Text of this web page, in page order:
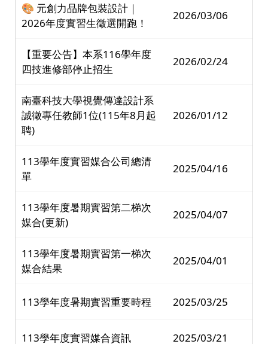
🎨 元創力品牌包裝設計｜
2026年度實習生徵選開跑！
2026/03/06
【重要公告】本系116學年度
四技進修部停止招生
2026/02/24
南臺科技大學視覺傳達設計系
誠徵專任教師1位(115年8月起
聘)
2026/01/12
113學年度實習媒合公司總清
單
2025/04/16
113學年度暑期實習第二梯次
媒合(更新)
2025/04/07
113學年度暑期實習第一梯次
媒合結果
2025/04/01
113學年度暑期實習重要時程 2025/03/25
113學年度實習媒合資訊 2025/03/21